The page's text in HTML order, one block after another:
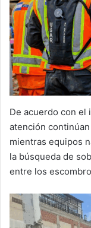
De acuerdo con el
atención
mientras equipos
la búsqueda de
entre los